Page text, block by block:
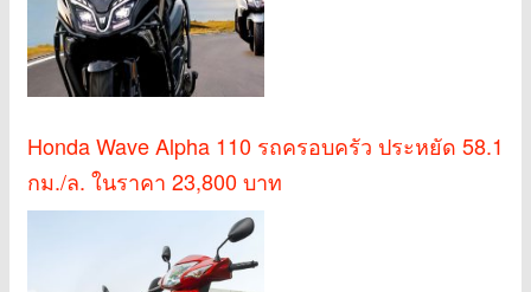
Honda Wave Alpha 110 รถครอบครัว ประหยัด 58.1
กม./ล. ในราคา 23,800 บาท